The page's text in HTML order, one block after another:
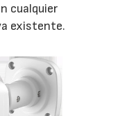
cualquier
existente.